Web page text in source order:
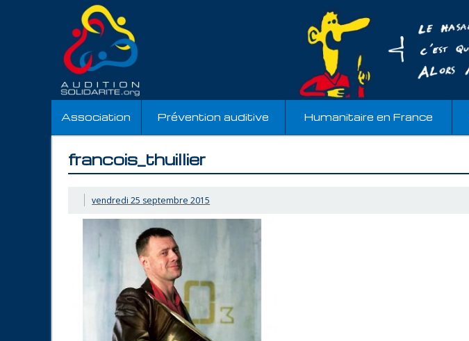
Association Prévention auditive Humanitaire en France
francois_thuillier
vendredi 25 septembre 2015